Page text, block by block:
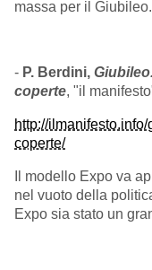
massa per il
- P. Berdini,
coperte, "il
http://
coperte/
Il modello Expo va
nel vuoto della
Expo sia stato un